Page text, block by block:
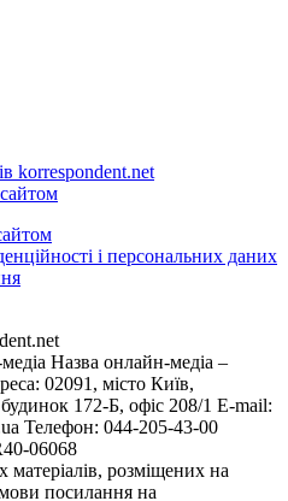
korrespondent.net
і персональних даних
Назва онлайн-медіа –
02091, місто Київ,
172-Б, офіс 208/1 E-mail:
Телефон: 044-205-43-00
06068
матеріалів, розміщених на
посилання на